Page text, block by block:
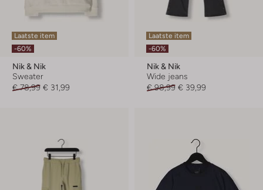
Laatste item
-60%
Nik & Nik
Sweater
€ 78,99 € 31,99
Laatste item
-60%
Nik & Nik
Wide jeans
€ 98,99 € 39,99